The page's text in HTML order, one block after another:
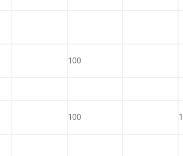
100
100